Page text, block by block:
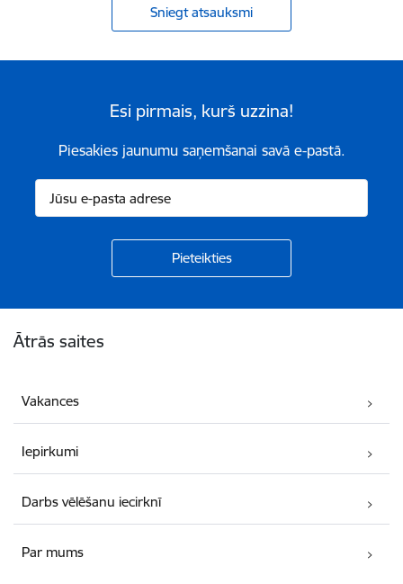
Sniegt atsauksmi
Esi pirmais, kurš uzzina!
Piesakies jaunumu saņemšanai savā e-pastā.
Ātrās saites
Vakances
Iepirkumi
Darbs vēlēšanu iecirknī
Par mums